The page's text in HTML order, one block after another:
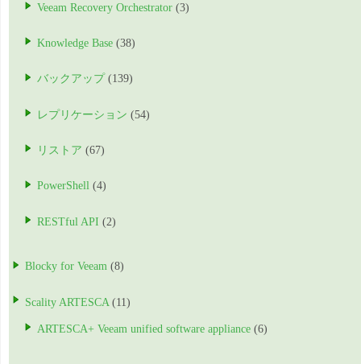
Veeam Recovery Orchestrator (3)
Knowledge Base (38)
バックアップ (139)
レプリケーション (54)
リストア (67)
PowerShell (4)
RESTful API (2)
Blocky for Veeam (8)
Scality ARTESCA (11)
ARTESCA+ Veeam unified software appliance (6)